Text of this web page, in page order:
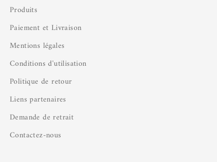
Produits
Paiement et Livraison
Mentions légales
Conditions d'utilisation
Politique de retour
Liens partenaires
Demande de retrait
Contactez-nous